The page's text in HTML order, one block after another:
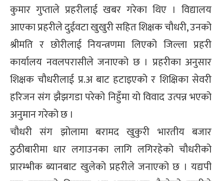
कुमार गुप्ताले प्रहरीलाई खबर गरेका थिए । विद्यालय
आएका प्रहरीले दुईवटा खुखुरी सहित शिक्षक चौधरी, उनको
श्रीमति र छोरीलाई नियन्त्रणमा लिएको जिल्ला प्रहरी
कार्यालय नवलपरासीले जनाएको छ । प्रहरीका अनुसार
शिक्षक चौधरीलाई प्र.अ बाट हटाइएको र शिक्षिका सेवरी
हरिजन संग झैझगडा परेको निहुँमा यो विवाद उत्पन्न भएको
अनुमान गरेको छ ।
चौधरी संग झोलामा बरामद खुकुरी भारतीय बजार
ठुठीबारीमा धार लगाउनका लागि लगिरहेको चौधरीको
प्रारम्भीक ब्यानबाट खुलेको प्रहरीले जनाएको छ । यद्यपी